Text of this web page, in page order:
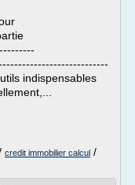
indispensables
credit immobilier calcul /